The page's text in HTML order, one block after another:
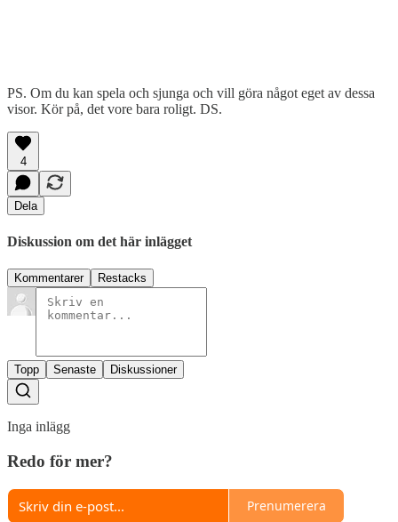
PS. Om du kan spela och sjunga och vill göra något eget av dessa
visor. Kör på, det vore bara roligt. DS.
4
Dela
Diskussion om det här inlägget
Kommentarer Restacks
Topp Senaste Diskussioner
Inga inlägg
Redo för mer?
Prenumerera